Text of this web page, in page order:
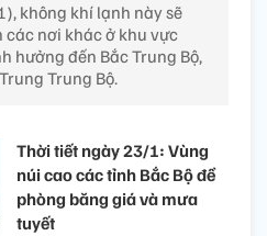
không khí lạnh này sẽ
nơi khác ở khu vực
hưởng đến Bắc Trung Bộ,
Trung Bộ.
Thời tiết ngày 23/1: Vùng
núi cao các tỉnh Bắc Bộ đề
phòng băng giá và mưa
tuyết